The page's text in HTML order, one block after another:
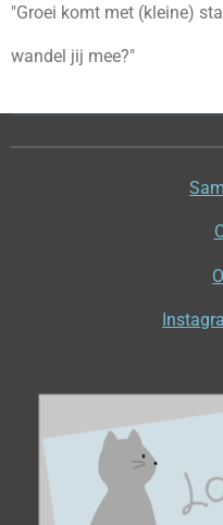
"Groei komt met (kleine)
wandel jij mee?"